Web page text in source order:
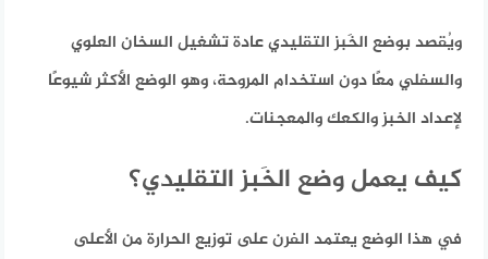
ويُقصد بوضع الخَبز التقليدي عادة تشغيل السخان العلوي
والسفلي معًا دون استخدام المروحة، وهو الوضع الأكثر شيوعًا
لإعداد الخبز والكعك والمعجنات.
كيف يعمل وضع الخَبز التقليدي؟
في هذا الوضع يعتمد الفرن على توزيع الحرارة من الأعلى